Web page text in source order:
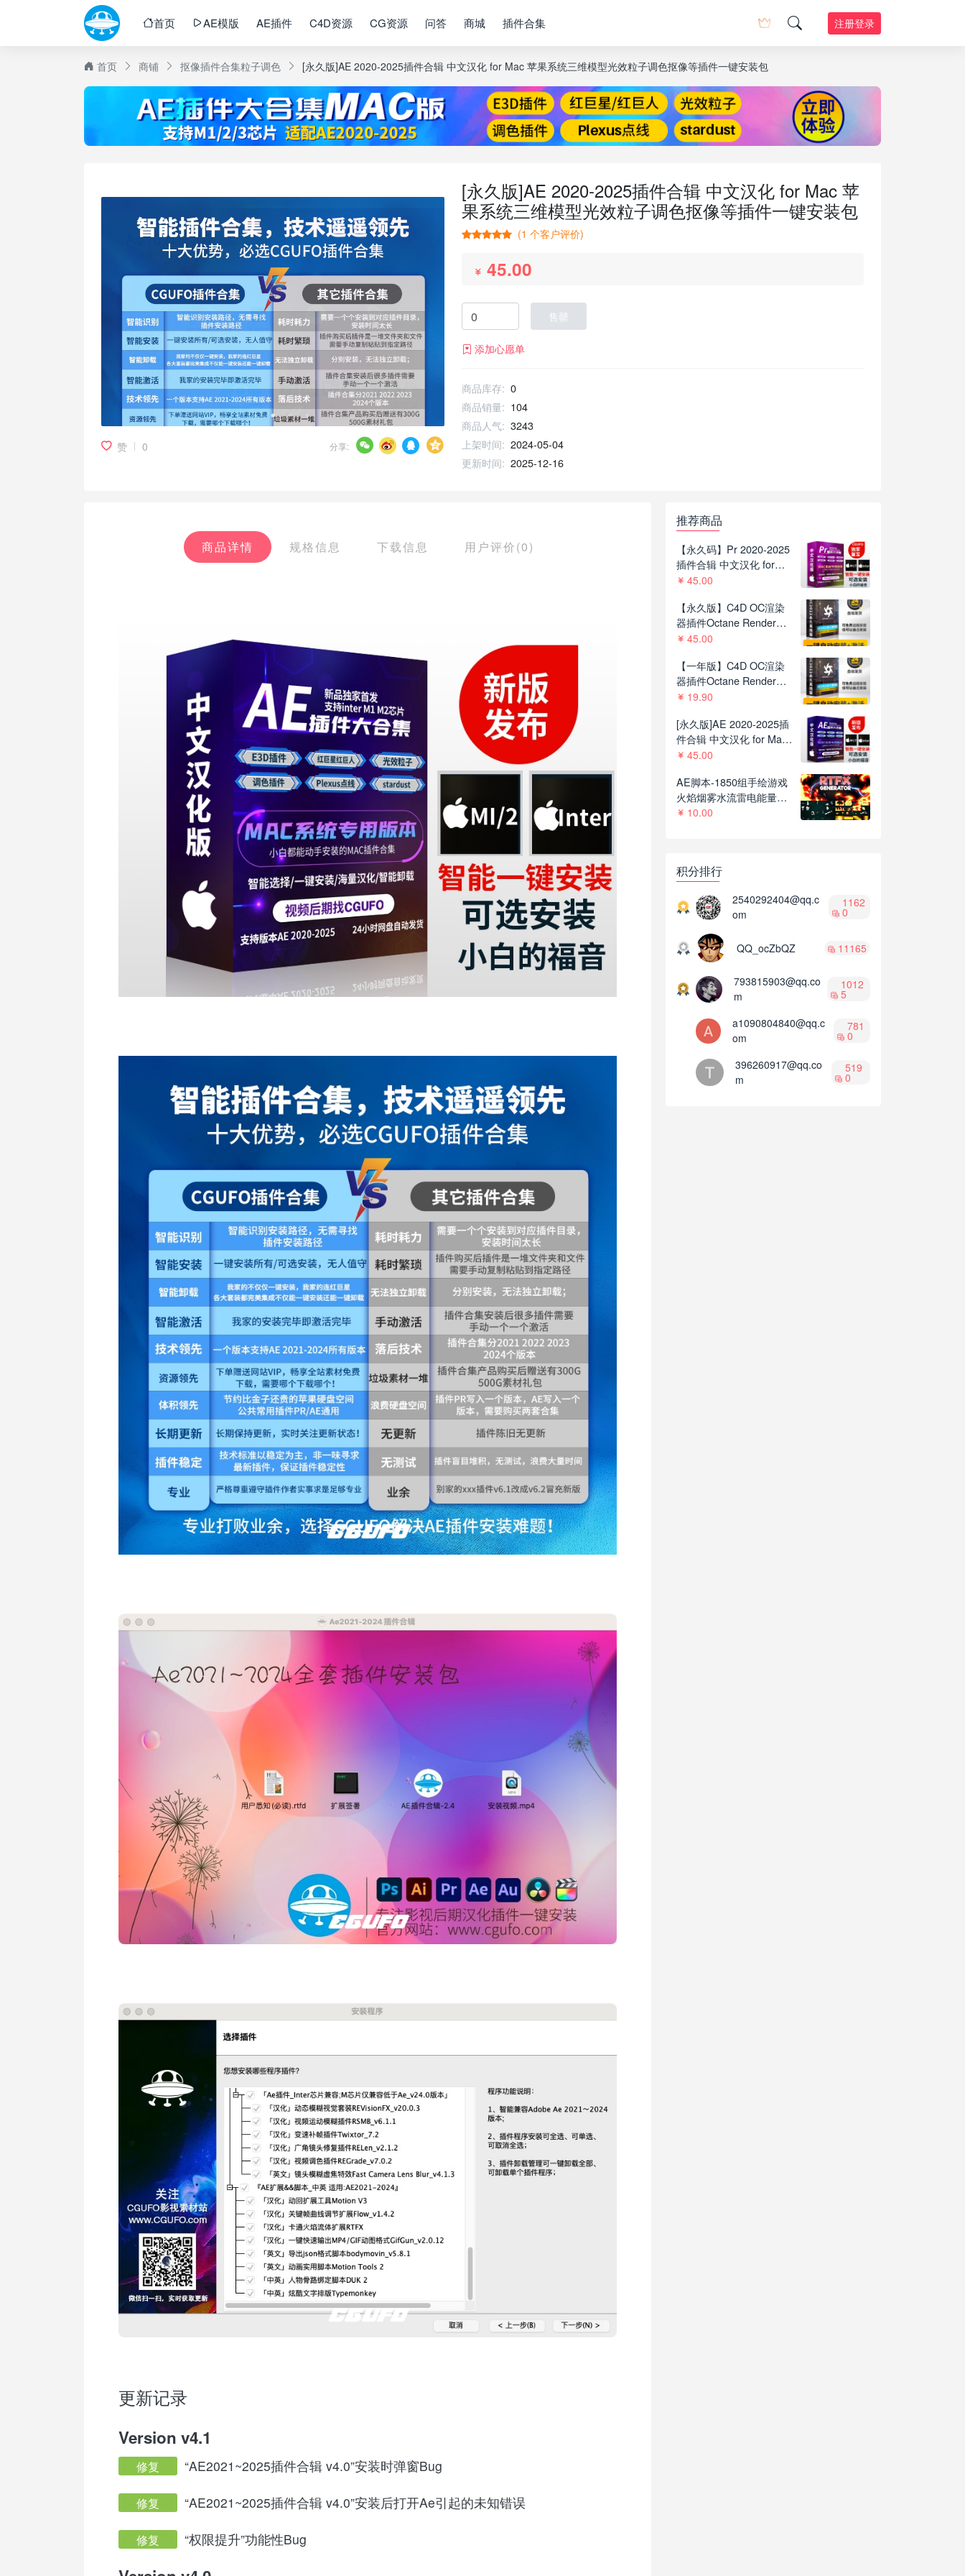
首页 AE模版 AE插件 C4D资源 CG资源 问答 商城 插件合集 注册登录
首页 商铺 抠像插件合集粒子调色 [永久版]AE 2020-2025插件合辑 中文汉化 for Mac 苹果系统三维模型光效粒子调色抠像等插件一键安装包
赞 0 分享:
[永久版]AE 2020-2025插件合辑 中文汉化 for Mac 苹
果系统三维模型光效粒子调色抠像等插件一键安装包
(1 个客户评价)
45.00
售罄
添加心愿单
商品库存: 0
商品销量: 104
商品人气: 3243
上架时间: 2024-05-04
更新时间: 2025-12-16
商品详情 规格信息 下载信息 用户评价(0)
更新记录
Version v4.1
修复 “AE2021~2025插件合辑 v4.0”安装时弹窗Bug
修复 “AE2021~2025插件合辑 v4.0”安装后打开Ae引起的未知错误
修复 “权限提升”功能性Bug
推荐商品
【永久码】Pr 2020-2025
插件合辑 中文汉化 for
Mac苹果系统平面跟踪降
红巨人系列等插件一键安
装包
45.00
【永久版】C4D OC渲染
器插件Octane Render
2022.1 R8一键安装版支持
45.00
【一年版】C4D OC渲染
器插件Octane Render
2022.1R8一键安装版支持
19.90
[永久版]AE 2020-2025插
件合辑 中文汉化 for Mac
苹果系统三维模型光效粒
装包
45.00
AE脚本-1850组手绘游戏
火焰烟雾水流雷电能量MG
动画+通道视频素材
10.00
积分排行
2540292404@qq.c
om
1162
0
QQ_ocZbQZ 11165
793815903@qq.co
m
1012
5
a1090804840@qq.c
om
781
0
396260917@qq.co
m
519
0